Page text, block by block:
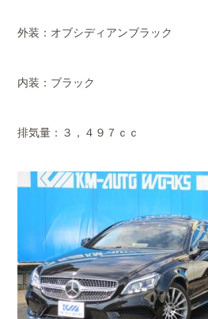
外装：オブシディアンブラック
内装：ブラック
排気量：３，４９７ｃｃ